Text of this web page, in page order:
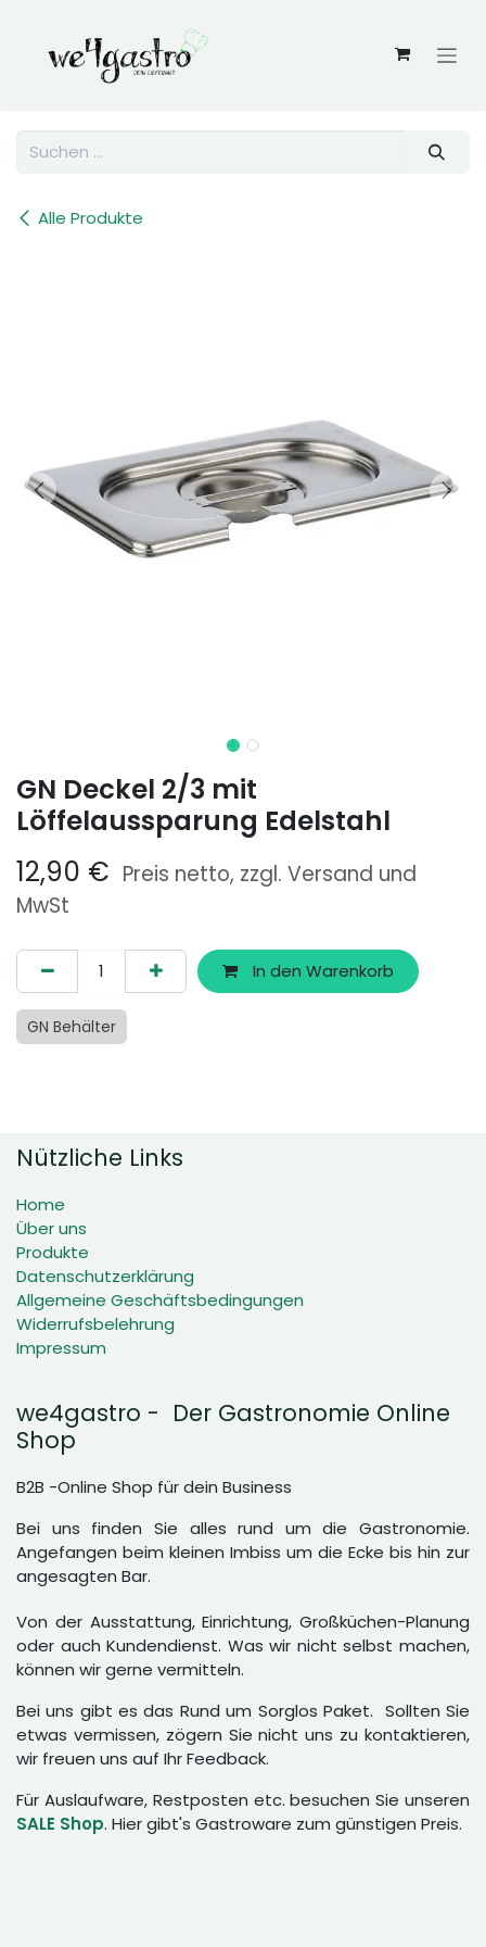
Alle Produkte
GN Deckel 2/3 mit
Löffelaussparung Edelstahl
12,90 € Preis netto, zzgl. Versand und
MwSt
In den Warenkorb
GN Behälter
Nützliche Links
Home
Über uns
Produkte
Datenschutzerklärung
Allgemeine Geschäftsbedingungen
Widerrufsbelehrung
Impressum
we4gastro - Der Gastronomie Online
Shop
B2B -Online Shop für dein Business
Bei uns finden Sie alles rund um die Gastronomie.
Angefangen beim kleinen Imbiss um die Ecke bis hin zur
angesagten Bar.
Von der Ausstattung, Einrichtung, Großküchen-Planung
oder auch Kundendienst. Was wir nicht selbst machen,
können wir gerne vermitteln.
Bei uns gibt es das Rund um Sorglos Paket. Sollten Sie
etwas vermissen, zögern Sie nicht uns zu kontaktieren,
wir freuen uns auf Ihr Feedback.
Für Auslaufware, Restposten etc. besuchen Sie unseren
SALE Shop. Hier gibt's Gastroware zum günstigen Preis.